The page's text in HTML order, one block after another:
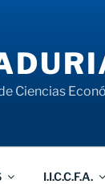
Ciencias
I.I.C.C.F.A.